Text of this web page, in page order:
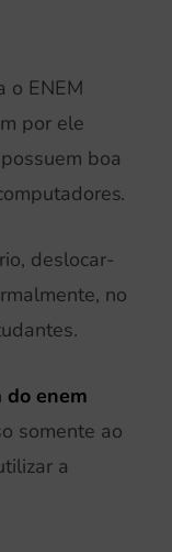
o ENEM
por ele
boa
deslocar-
no
do enem
somente ao
a